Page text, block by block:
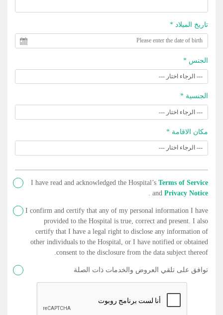
تاريخ الميلاد *
الجنس *
الجنسية *
مكان الاقامة *
I have read and acknowledged the Hospital’s Terms of Service
and Privacy Notice
I confirm and certify that any of my personal information I have
provided to the Hospital is true, correct and present. I also
certify that I have a legal right to disclose any information of
other individuals to the Hospital, or I have notified or obtained
consent to the disclosure from the data subject thereof.
توافق على تلقي العروض والخدمات ذات الصلة